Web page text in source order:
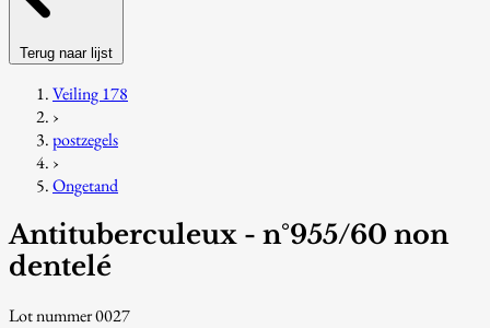
Terug naar lijst
Veiling 178
›
postzegels
›
Ongetand
Antituberculeux - n°955/60 non
dentelé
Lot nummer 0027